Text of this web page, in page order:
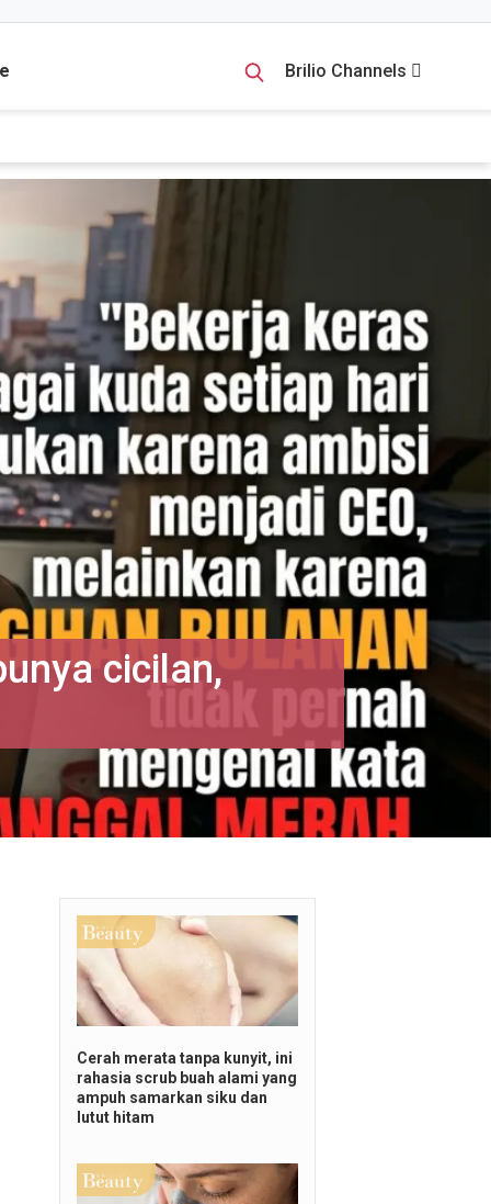
Brilio Channels
cicilan,
Cerah merata tanpa kunyit, ini
rahasia scrub buah alami yang
ampuh samarkan siku dan
lutut hitam